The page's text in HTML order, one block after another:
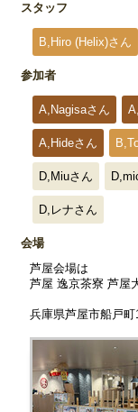
スタッフ
B,Hiro (Helix)さん
参加者
A,Nagisaさん
A,Hideさん
D,Miuさん
D,レナさん
会場
芦屋会場は
芦屋 逸京茶寮 芦屋
兵庫県芦屋市船戸